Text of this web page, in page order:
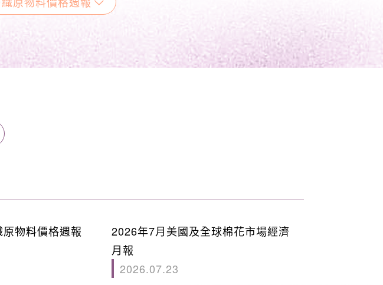
物料價格週報
2026年7月美國及全球棉花市場經濟
月報
2026.07.23